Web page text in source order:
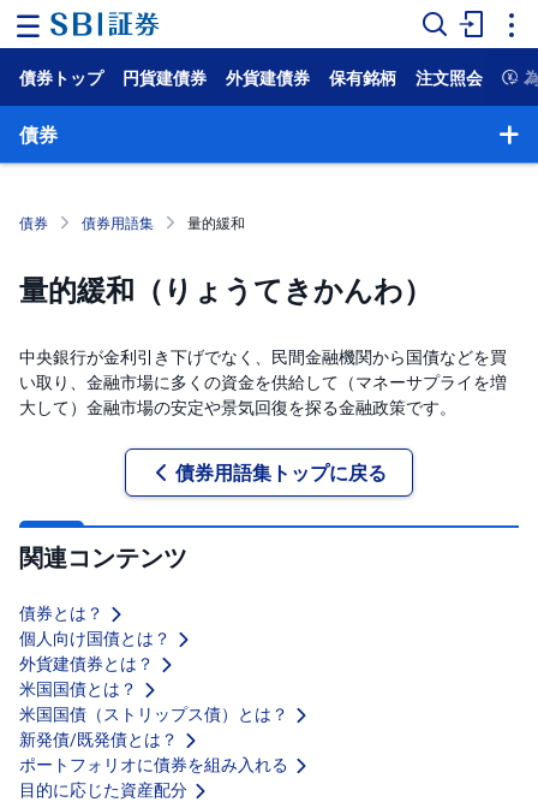
ー
ム
ケ
ッ
NISA
国
内
株
式
式
投
信
託
債
券
FX
債券トップ 円貨建債券 外貨建債券 保有銘柄 注文照会
債券
債券 債券用語集 量的緩和
量的緩和（りょうてきかんわ）
中央銀行が金利引き下げでなく、民間金融機関から国債などを買
い取り、金融市場に多くの資金を供給して（マネーサプライを増
大して）金融市場の安定や景気回復を探る金融政策です。
債券用語集トップに戻る
関連コンテンツ
債券とは？
個人向け国債とは？
外貨建債券とは？
米国国債とは？
米国国債（ストリップス債）とは？
新発債/既発債とは？
ポートフォリオに債券を組み入れる
目的に応じた資産配分